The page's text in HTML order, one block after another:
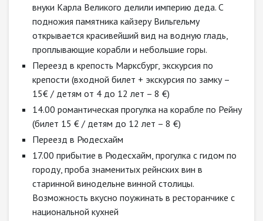
внуки Карла Великого делили империю деда. С
подножия памятника кайзеру Вильгельму
открывается красивейший вид на водную гладь,
проплывающие корабли и небольшие горы.
Переезд в крепость Марксбург, экскурсия по
крепости (входной билет + экскурсия по замку –
15€ / детям от 4 до 12 лет – 8 €)
14.00 романтическая прогулка на корабле по Рейну
(билет 15 € / детям до 12 лет – 8 €)
Переезд в Рюдесхайм
17.00 прибытие в Рюдесхайм, прогулка с гидом по
городу, проба знаменитых рейнских вин в
старинной винодельне винной столицы.
Возможность вкусно поужинать в ресторанчике с
национальной кухней